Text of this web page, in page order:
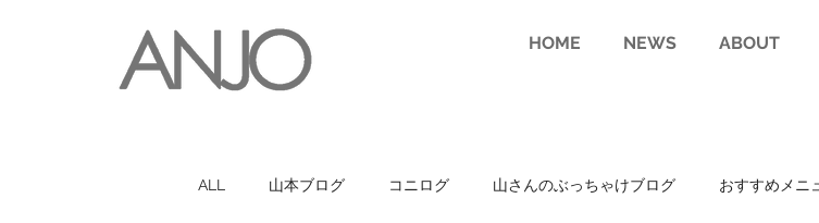
HOME NEWS ABOUT
ALL 山本ブログ コニログ 山さんのぶっちゃけブログ おすすめメニ